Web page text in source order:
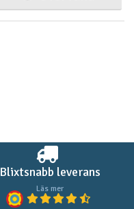
Blixtsnabb leverans
Läs mer